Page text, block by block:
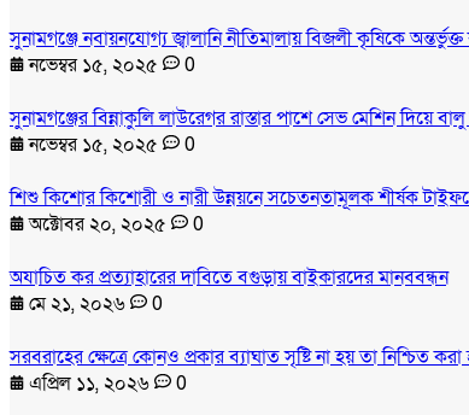
সুনামগঞ্জে নবায়নযোগ্য জ্বালানি নীতিমালায় বিজলী কৃষিকে
নভেম্বর ১৫, ২০২৫
0
সুনামগঞ্জের বিন্নাকুলি লাউরেগর রাস্তার পাশে সেভ মেশিন দিয়ে
নভেম্বর ১৫, ২০২৫
0
শিশু কিশোর কিশোরী ও নারী উন্নয়নে সচেতনতামূলক শীর্ষক
অক্টোবর ২০, ২০২৫
0
অযাচিত কর প্রত্যাহারের দাবিতে বগুড়ায় বাইকারদের মানববন্ধন
মে ২১, ২০২৬
0
সরবরাহের ক্ষেত্রে কোনও প্রকার ব্যাঘাত সৃষ্টি না হয় তা নিশ্চিত
এপ্রিল ১১, ২০২৬
0